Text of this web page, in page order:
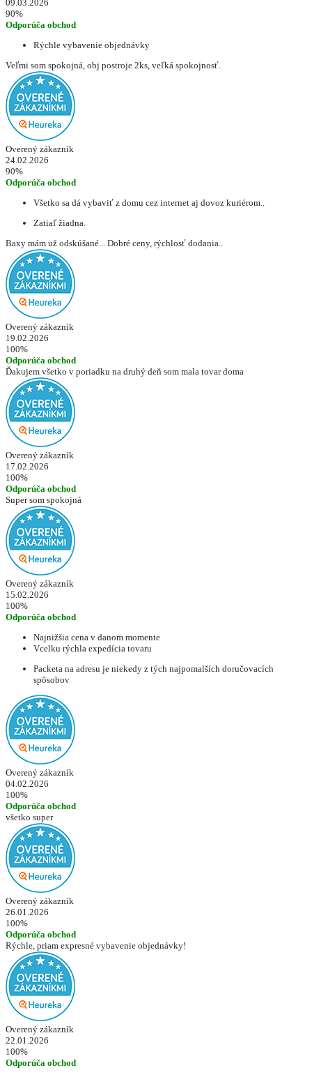
09.03.2026
90%
Odporúča obchod
Rýchle vybavenie objednávky
Veľmi som spokojná, obj postroje 2ks, veľká spokojnosť.
Overený zákazník
24.02.2026
90%
Odporúča obchod
Všetko sa dá vybaviť z domu cez internet aj dovoz kuriérom..
Zatiaľ žiadna.
Baxy mám už odskúšané... Dobré ceny, rýchlosť dodania..
Overený zákazník
19.02.2026
100%
Odporúča obchod
Ďakujem všetko v poriadku na druhý deň som mala tovar doma
Overený zákazník
17.02.2026
100%
Odporúča obchod
Super som spokojná
Overený zákazník
15.02.2026
100%
Odporúča obchod
Najnižšia cena v danom momente
Vcelku rýchla expedícia tovaru
Packeta na adresu je niekedy z tých najpomalších doručovacích
spôsobov
Overený zákazník
04.02.2026
100%
Odporúča obchod
všetko super
Overený zákazník
26.01.2026
100%
Odporúča obchod
Rýchle, priam expresné vybavenie objednávky!
Overený zákazník
22.01.2026
100%
Odporúča obchod